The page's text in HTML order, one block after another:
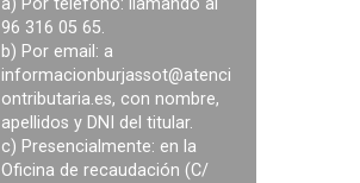
a) Por teléfono: llamando al
96 316 05 65.
b) Por email: a
informacionburjassot@atenci
ontributaria.es, con nombre,
apellidos y DNI del titular.
c) Presencialmente: en la
Oficina de recaudación (C/